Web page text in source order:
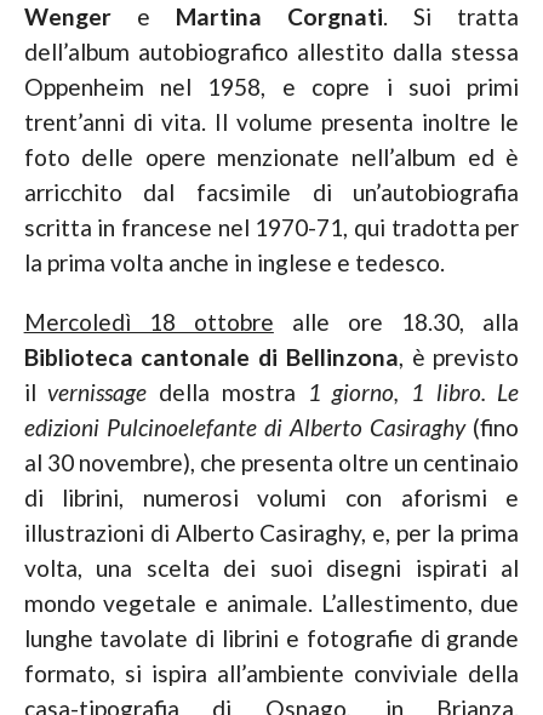
Wengere Martina Corgnati. Si tratta
dell’album autobiografico allestito dalla stessa
Oppenheim nel 1958, e copre i suoi primi
trent’anni di vita. Il volume presenta inoltre le
foto delle opere menzionate nell’album ed è
arricchito dal facsimile di un’autobiografia
scritta in francese nel 1970-71, qui tradotta per
la prima volta anche in inglese e tedesco.
Mercoledì 18 ottobre alle ore 18.30, alla
Biblioteca cantonale di Bellinzona, è previsto
ilvernissage della mostra 1 giorno, 1 libro. Le
edizioni Pulcinoelefante di Alberto Casiraghy (fino
al 30 novembre), che presenta oltre un centinaio
di librini, numerosi volumi con aforismi e
illustrazioni di Alberto Casiraghy, e, per la prima
volta, una scelta dei suoi disegni ispirati al
mondo vegetale e animale. L’allestimento, due
lunghe tavolate di librini e fotografie di grande
formato, si ispira all’ambiente conviviale della
casa-tipografia di Osnago, in Brianza.